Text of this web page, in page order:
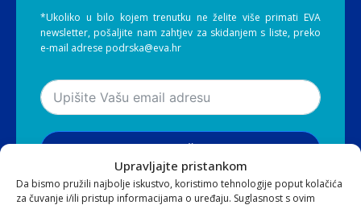
Upravljajte pristankom
Da bismo pružili najbolje iskustvo, koristimo tehnologije poput kolačića
za čuvanje i/ili pristup informacijama o uređaju. Suglasnost s ovim
*Ukoliko u bilo kojem trenutku ne želite više primati EVA
newsletter, pošaljite nam zahtjev za skidanjem s liste, preko
e-mail adrese podrska@eva.hr
Slažem se sOpćim uvjetima iPravilima o